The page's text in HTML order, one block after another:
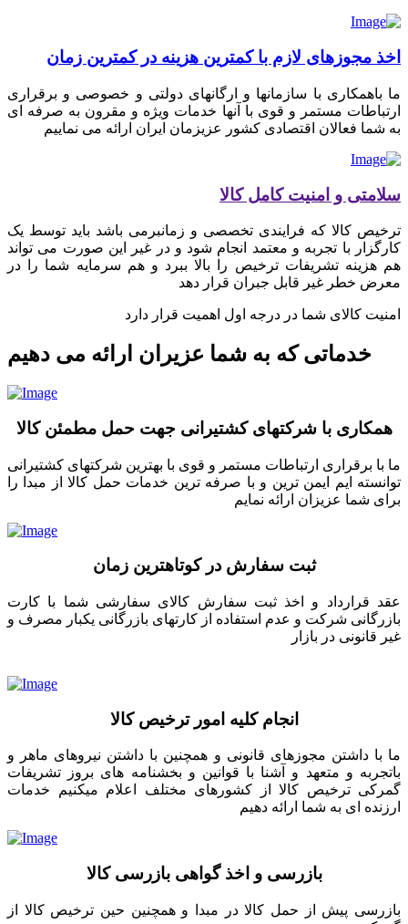
اخذ مجوزهای لازم با کمترین هزینه در کمترین زمان
ما باهمکاری با سازمانها و ارگانهای دولتی و خصوصی و برقراری
ارتباطات مستمر و قوی با آنها خدمات ویژه و مقرون به صرفه ای
به شما فعالان اقتصادی کشور عزیزمان ایران ارائه می نماییم
سلامتی و امنیت کامل کالا
ترخیص کالا که فرایندی تخصصی و زمانبرمی باشد باید توسط یک
کارگزار با تجربه و معتمد انجام شود و در غیر این صورت می تواند
هم هزینه تشریفات ترخیص را بالا ببرد و هم سرمایه شما را در
معرض خطر غیر قابل جبران قرار دهد
امنیت کالای شما در درجه اول اهمیت قرار دارد
خدماتی که به شما عزیران ارائه می دهیم
همکاری با شرکتهای کشتیرانی جهت حمل مطمئن کالا
ما با برقراری ارتباطات مستمر و قوی با بهترین شرکتهای کشتیرانی
توانسته ایم ایمن ترین و با صرفه ترین خدمات حمل کالا از مبدا را
برای شما عزیزان ارائه نمایم
ثبت سفارش در کوتاهترین زمان
عقد قرارداد و اخذ ثبت سفارش کالای سفارشی شما با کارت
بازرگانی شرکت و عدم استفاده از کارتهای بازرگانی یکبار مصرف و
غیر قانونی در بازار
انجام کلیه امور ترخیص کالا
ما با داشتن مجوزهای قانونی و همچنین با داشتن نیروهای ماهر و
باتجربه و متعهد و آشنا با قوانین و بخشنامه های بروز تشریفات
گمرکی ترخیص کالا از کشورهای مختلف اعلام میکنیم خدمات
ارزنده ای به شما ارائه دهیم
بازرسی و اخذ گواهی بازرسی کالا
بازرسی پیش از حمل کالا در مبدا و همچنین حین ترخیص کالا از